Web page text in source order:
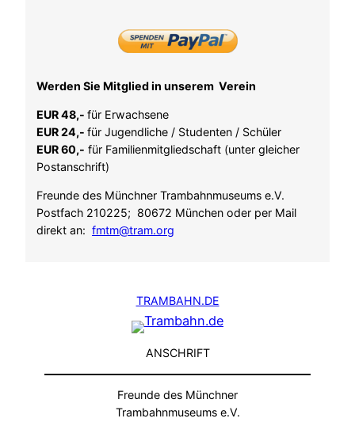
Werden Sie Mitglied in unserem Verein
EUR 48,- für Erwachsene
EUR 24,- für Jugendliche / Studenten / Schüler
EUR 60,- für Familienmitgliedschaft (unter gleicher
Postanschrift)
Freunde des Münchner Trambahnmuseums e.V.
Postfach 210225; 80672 München oder per Mail
direkt an: fmtm@tram.org
TRAMBAHN.DE
ANSCHRIFT
Freunde des Münchner
Trambahnmuseums e.V.